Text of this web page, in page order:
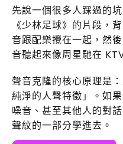
先說一個很多人踩過的
《少林足球》的片段，
音跟配樂攪在一起，然
音聽起來像周星馳在
聲音克隆的核心原理是
純淨的人聲特徵」。如
噪音、甚至其他人的對
聲紋的一部分學進去。